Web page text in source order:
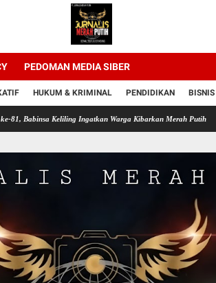
PEDOMAN MEDIA SIBER
HUKUM & KRIMINAL PENDIDIKAN BISNIS
Keliling Ingatkan Warga Kibarkan Merah Putih Lumpur